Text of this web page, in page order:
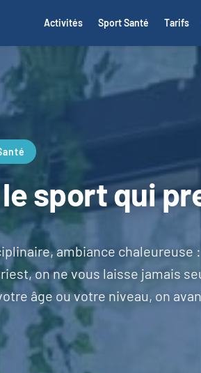
Activités Sport Santé Tarifs
sport qui
ambiance chaleureuse :
on ne vous laisse jamais
âge ou votre niveau, on